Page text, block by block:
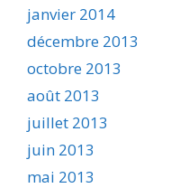
janvier 2014
décembre 2013
octobre 2013
août 2013
juillet 2013
juin 2013
mai 2013